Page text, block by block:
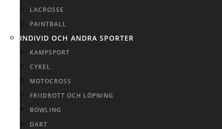
LACROSSE
PAINTBALL
INDIVID OCH ANDRA SPORTER
KAMPSPORT
CYKEL
MOTOCROSS
FRIIDROTT OCH LÖPNING
BOWLING
DART